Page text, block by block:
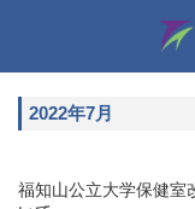
2022年7月
福知山公立大学保健室